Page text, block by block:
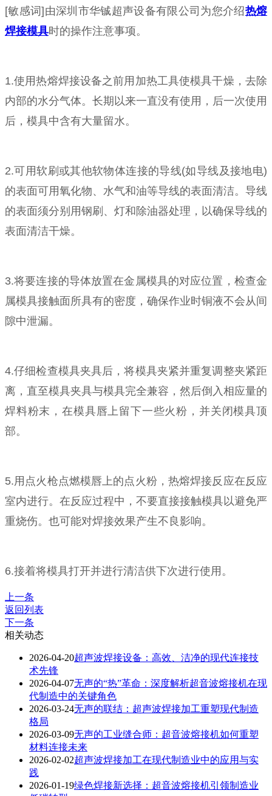
[敏感词]由深圳市华铖超声设备有限公司为您介绍热熔
焊接模具时的操作注意事项。
1.使用热熔焊接设备之前用加热工具使模具干燥，去除
内部的水分气体。长期以来一直没有使用，后一次使用
后，模具中含有大量留水。
2.可用软刷或其他软物体连接的导线(如导线及接地电)
的表面可用氧化物、水气和油等导线的表面清洁。导线
的表面须分别用钢刷、灯和除油器处理，以确保导线的
表面清洁干燥。
3.将要连接的导体放置在金属模具的对应位置，检查金
属模具接触面所具有的密度，确保作业时铜液不会从间
隙中泄漏。
4.仔细检查模具夹具后，将模具夹紧并重复调整夹紧距
离，直至模具夹具与模具完全兼容，然后倒入相应量的
焊料粉末，在模具唇上留下一些火粉，并关闭模具顶
部。
5.用点火枪点燃模唇上的点火粉，热熔焊接反应在反应
室内进行。在反应过程中，不要直接接触模具以避免严
重烧伤。也可能对焊接效果产生不良影响。
6.接着将模具打开并进行清洁供下次进行使用。
上一条
返回列表
下一条
相关动态
2026-04-20超声波焊接设备：高效、洁净的现代连接技
术先锋
2026-04-07无声的“热”革命：深度解析超音波熔接机在现
代制造中的关键角色
2026-03-24无声的联结：超声波焊接加工重塑现代制造
格局
2026-03-09无声的工业缝合师：超音波熔接机如何重塑
材料连接未来
2026-02-02超声波焊接加工在现代制造业中的应用与实
践
2026-01-19绿色焊接新选择：超音波熔接机引领制造业